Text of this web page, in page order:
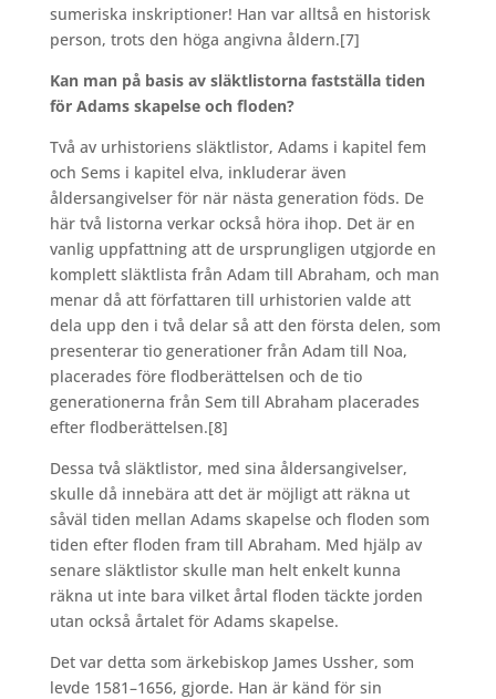
sumeriska inskriptioner! Han var alltså en historisk
person, trots den höga angivna åldern.[7]
Kan man på basis av släktlistorna fastställa tiden
för Adams skapelse och floden?
Två av urhistoriens släktlistor, Adams i kapitel fem
och Sems i kapitel elva, inkluderar även
åldersangivelser för när nästa generation föds. De
här två listorna verkar också höra ihop. Det är en
vanlig uppfattning att de ursprungligen utgjorde en
komplett släktlista från Adam till Abraham, och man
menar då att författaren till urhistorien valde att
dela upp den i två delar så att den första delen, som
presenterar tio generationer från Adam till Noa,
placerades före flodberättelsen och de tio
generationerna från Sem till Abraham placerades
efter flodberättelsen.[8]
Dessa två släktlistor, med sina åldersangivelser,
skulle då innebära att det är möjligt att räkna ut
såväl tiden mellan Adams skapelse och floden som
tiden efter floden fram till Abraham. Med hjälp av
senare släktlistor skulle man helt enkelt kunna
räkna ut inte bara vilket årtal floden täckte jorden
utan också årtalet för Adams skapelse.
Det var detta som ärkebiskop James Ussher, som
levde 1581–1656, gjorde. Han är känd för sin